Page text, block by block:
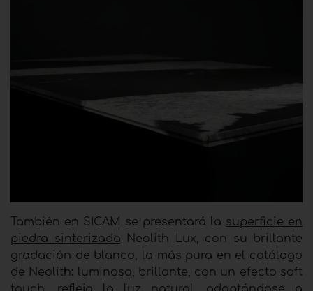
También en SICAM se presentará la superficie en
piedra sinterizada Neolith Lux, con su brillante
gradación de blanco, la más pura en el catálogo
de Neolith: luminosa, brillante, con un efecto soft